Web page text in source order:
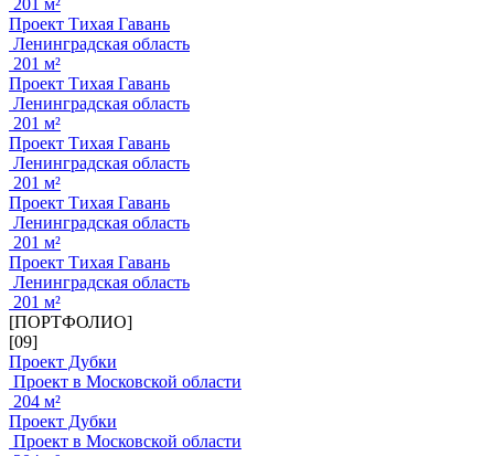
201 м²
Проект Тихая Гавань
Ленинградская область
201 м²
Проект Тихая Гавань
Ленинградская область
201 м²
Проект Тихая Гавань
Ленинградская область
201 м²
Проект Тихая Гавань
Ленинградская область
201 м²
Проект Тихая Гавань
Ленинградская область
201 м²
[ПОРТФОЛИО]
[09]
Проект Дубки
Проект в Московской области
204 м²
Проект Дубки
Проект в Московской области